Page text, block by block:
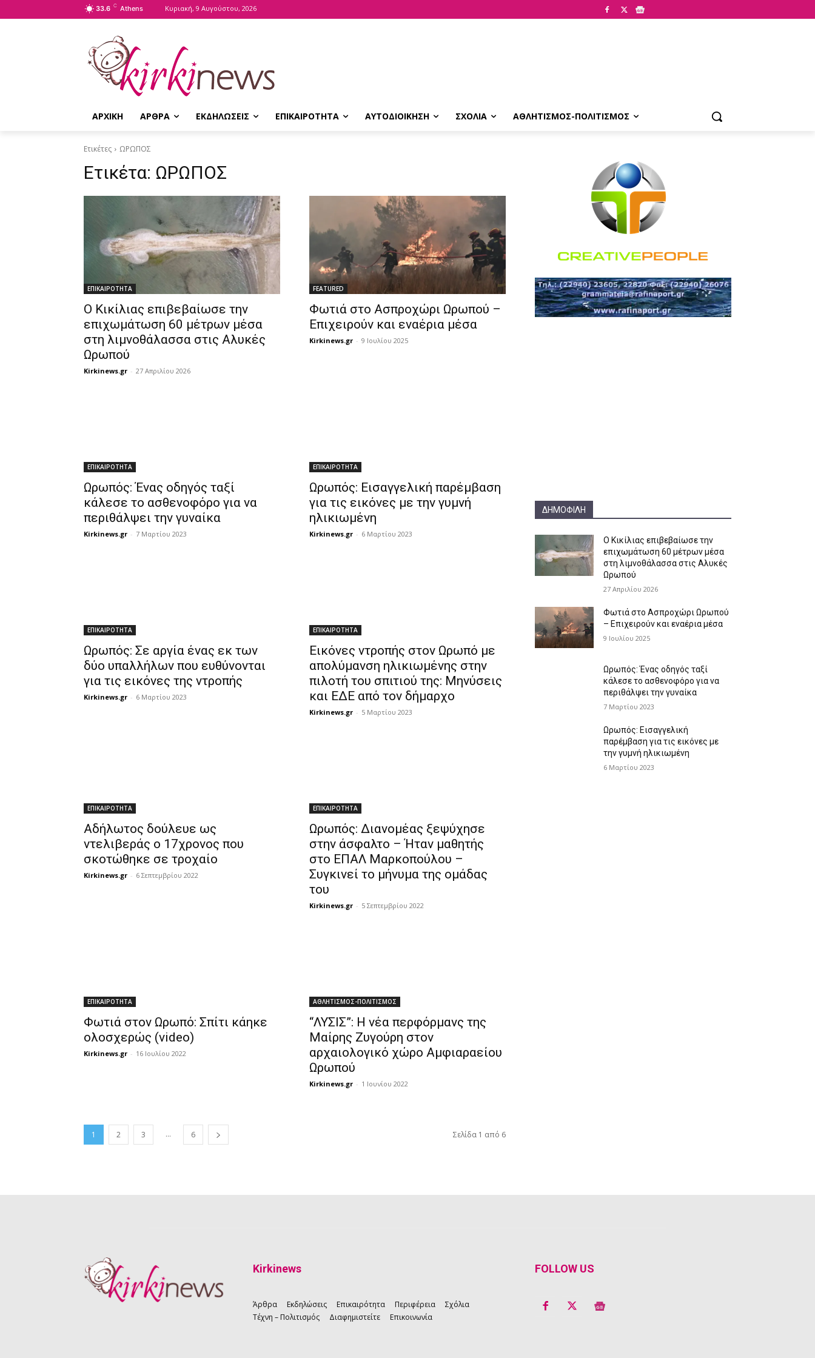
33.6 C Athens Κυριακή, 9 Αυγούστου, 2026
ΑΡΧΙΚΗ ΑΡΘΡΑ ΕΚΔΗΛΩΣΕΙΣ ΕΠΙΚΑΙΡΟΤΗΤΑ ΑΥΤΟΔΙΟΙΚΗΣΗ ΣΧΟΛΙΑ ΑΘΛΗΤΙΣΜΟΣ-ΠΟΛΙΤΙΣΜΟΣ
Ετικέτες ΩΡΩΠΟΣ
Ετικέτα: ΩΡΩΠΟΣ
ΕΠΙΚΑΙΡΟΤΗΤΑ
Ο Κικίλιας επιβεβαίωσε την
επιχωμάτωση 60 μέτρων μέσα
στη λιμνοθάλασσα στις Αλυκές
Ωρωπού
Kirkinews.gr - 27 Απριλίου 2026
FEATURED
Φωτιά στο Ασπροχώρι Ωρωπού –
Επιχειρούν και εναέρια μέσα
Kirkinews.gr - 9 Ιουλίου 2025
ΕΠΙΚΑΙΡΟΤΗΤΑ
Ωρωπός: Ένας οδηγός ταξί
κάλεσε το ασθενοφόρο για να
περιθάλψει την γυναίκα
Kirkinews.gr - 7 Μαρτίου 2023
ΕΠΙΚΑΙΡΟΤΗΤΑ
Ωρωπός: Εισαγγελική παρέμβαση
για τις εικόνες με την γυμνή
ηλικιωμένη
Kirkinews.gr - 6 Μαρτίου 2023
ΕΠΙΚΑΙΡΟΤΗΤΑ
Ωρωπός: Σε αργία ένας εκ των
δύο υπαλλήλων που ευθύνονται
για τις εικόνες της ντροπής
Kirkinews.gr - 6 Μαρτίου 2023
ΕΠΙΚΑΙΡΟΤΗΤΑ
Εικόνες ντροπής στον Ωρωπό με
απολύμανση ηλικιωμένης στην
πιλοτή του σπιτιού της: Μηνύσεις
και ΕΔΕ από τον δήμαρχο
Kirkinews.gr - 5 Μαρτίου 2023
ΕΠΙΚΑΙΡΟΤΗΤΑ
Αδήλωτος δούλευε ως
ντελιβεράς ο 17χρονος που
σκοτώθηκε σε τροχαίο
Kirkinews.gr - 6 Σεπτεμβρίου 2022
ΕΠΙΚΑΙΡΟΤΗΤΑ
Ωρωπός: Διανομέας ξεψύχησε
στην άσφαλτο – Ήταν μαθητής
στο ΕΠΑΛ Μαρκοπούλου –
Συγκινεί το μήνυμα της ομάδας
του
Kirkinews.gr - 5 Σεπτεμβρίου 2022
ΕΠΙΚΑΙΡΟΤΗΤΑ
Φωτιά στον Ωρωπό: Σπίτι κάηκε
ολοσχερώς (video)
Kirkinews.gr - 16 Ιουλίου 2022
ΑΘΛΗΤΙΣΜΟΣ-ΠΟΛΙΤΙΣΜΟΣ
“ΛΥΣΙΣ”: Η νέα περφόρμανς της
Μαίρης Ζυγούρη στον
αρχαιολογικό χώρο Αμφιαραείου
Ωρωπού
Kirkinews.gr - 1 Ιουνίου 2022
1 2 3 ... 6 Σελίδα 1 από 6
ΔΗΜΟΦΙΛΗ
Ο Κικίλιας επιβεβαίωσε την
επιχωμάτωση 60 μέτρων μέσα
στη λιμνοθάλασσα στις Αλυκές
Ωρωπού
27 Απριλίου 2026
Φωτιά στο Ασπροχώρι Ωρωπού
– Επιχειρούν και εναέρια μέσα
9 Ιουλίου 2025
Ωρωπός: Ένας οδηγός ταξί
κάλεσε το ασθενοφόρο για να
περιθάλψει την γυναίκα
7 Μαρτίου 2023
Ωρωπός: Εισαγγελική
παρέμβαση για τις εικόνες με
την γυμνή ηλικιωμένη
6 Μαρτίου 2023
Kirkinews
Άρθρα Εκδηλώσεις Επικαιρότητα Περιφέρεια
Σχόλια
Τέχνη – Πολιτισμός
Διαφημιστείτε Επικοινωνία
FOLLOW US